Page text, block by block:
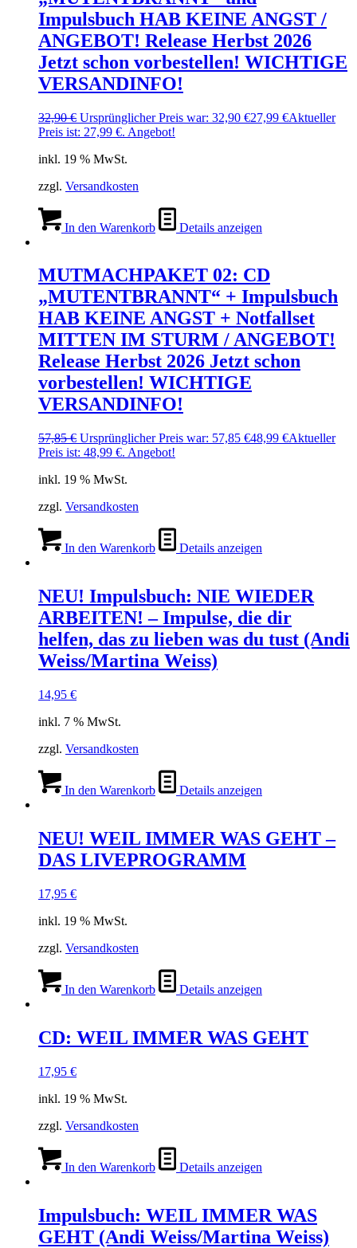
Impulsbuch HAB KEINE ANGST /
ANGEBOT! Release Herbst 2026
Jetzt schon vorbestellen! WICHTIGE
VERSANDINFO!
32,90€ Ursprünglicher Preis war: 32,90 €27,99 €Aktueller
Preis ist: 27,99 €. Angebot!
inkl. 19 % MwSt.
zzgl. Versandkosten
In den Warenkorb Details anzeigen
MUTMACHPAKET 02: CD
„MUTENTBRANNT“ + Impulsbuch
HAB KEINE ANGST + Notfallset
MITTEN IM STURM / ANGEBOT!
Release Herbst 2026 Jetzt schon
vorbestellen! WICHTIGE
VERSANDINFO!
57,85€ Ursprünglicher Preis war: 57,85 €48,99 €Aktueller
Preis ist: 48,99 €. Angebot!
inkl. 19 % MwSt.
zzgl. Versandkosten
In den Warenkorb Details anzeigen
NEU! Impulsbuch: NIE WIEDER
ARBEITEN! – Impulse, die dir
helfen, das zu lieben was du tust (Andi
Weiss/Martina Weiss)
14,95 €
inkl. 7 % MwSt.
zzgl. Versandkosten
In den Warenkorb Details anzeigen
NEU! WEIL IMMER WAS GEHT –
DAS LIVEPROGRAMM
17,95 €
inkl. 19 % MwSt.
zzgl. Versandkosten
In den Warenkorb Details anzeigen
CD: WEIL IMMER WAS GEHT
17,95 €
inkl. 19 % MwSt.
zzgl. Versandkosten
In den Warenkorb Details anzeigen
Impulsbuch: WEIL IMMER WAS
GEHT (Andi Weiss/Martina Weiss)